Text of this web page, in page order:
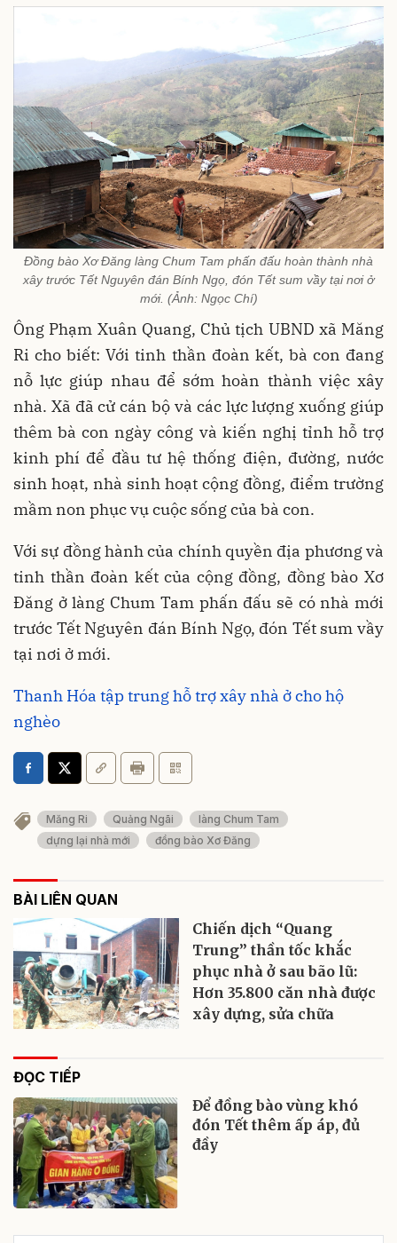
Đồng bào Xơ Đăng làng Chum Tam phấn đấu hoàn thành nhà
xây trước Tết Nguyên đán Bính Ngọ, đón Tết sum vầy tại nơi ở
mới. (Ảnh: Ngọc Chí)
Ông Phạm Xuân Quang, Chủ tịch UBND xã Măng
Ri cho biết: Với tinh thần đoàn kết, bà con đang
nỗ lực giúp nhau để sớm hoàn thành việc xây
nhà. Xã đã cử cán bộ và các lực lượng xuống giúp
thêm bà con ngày công và kiến nghị tỉnh hỗ trợ
kinh phí để đầu tư hệ thống điện, đường, nước
sinh hoạt, nhà sinh hoạt cộng đồng, điểm trường
mầm non phục vụ cuộc sống của bà con.
Với sự đồng hành của chính quyền địa phương và
tinh thần đoàn kết của cộng đồng, đồng bào Xơ
Đăng ở làng Chum Tam phấn đấu sẽ có nhà mới
trước Tết Nguyên đán Bính Ngọ, đón Tết sum vầy
tại nơi ở mới.
Thanh Hóa tập trung hỗ trợ xây nhà ở cho hộ
nghèo
Măng Ri Quảng Ngãi
làng Chum Tam
dựng lại nhà mới
đồng bào Xơ Đăng
BÀI LIÊN QUAN
Chiến dịch “Quang
Trung” thần tốc khắc
phục nhà ở sau bão lũ:
Hơn 35.800 căn nhà được
xây dựng, sửa chữa
ĐỌC TIẾP
Để đồng bào vùng khó
đón Tết thêm ấp áp, đủ
đầy